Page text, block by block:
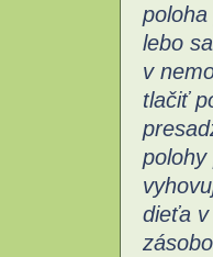
lebo
v
tlačiť
polohy
dieťa